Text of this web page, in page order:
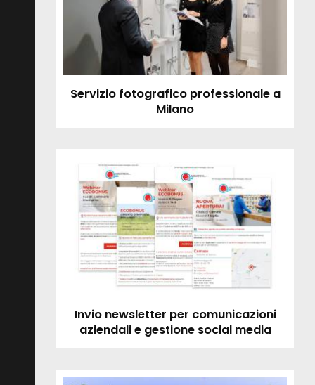
Servizio fotografico professionale a
Milano
Invio newsletter per comunicazioni
aziendali e gestione social media